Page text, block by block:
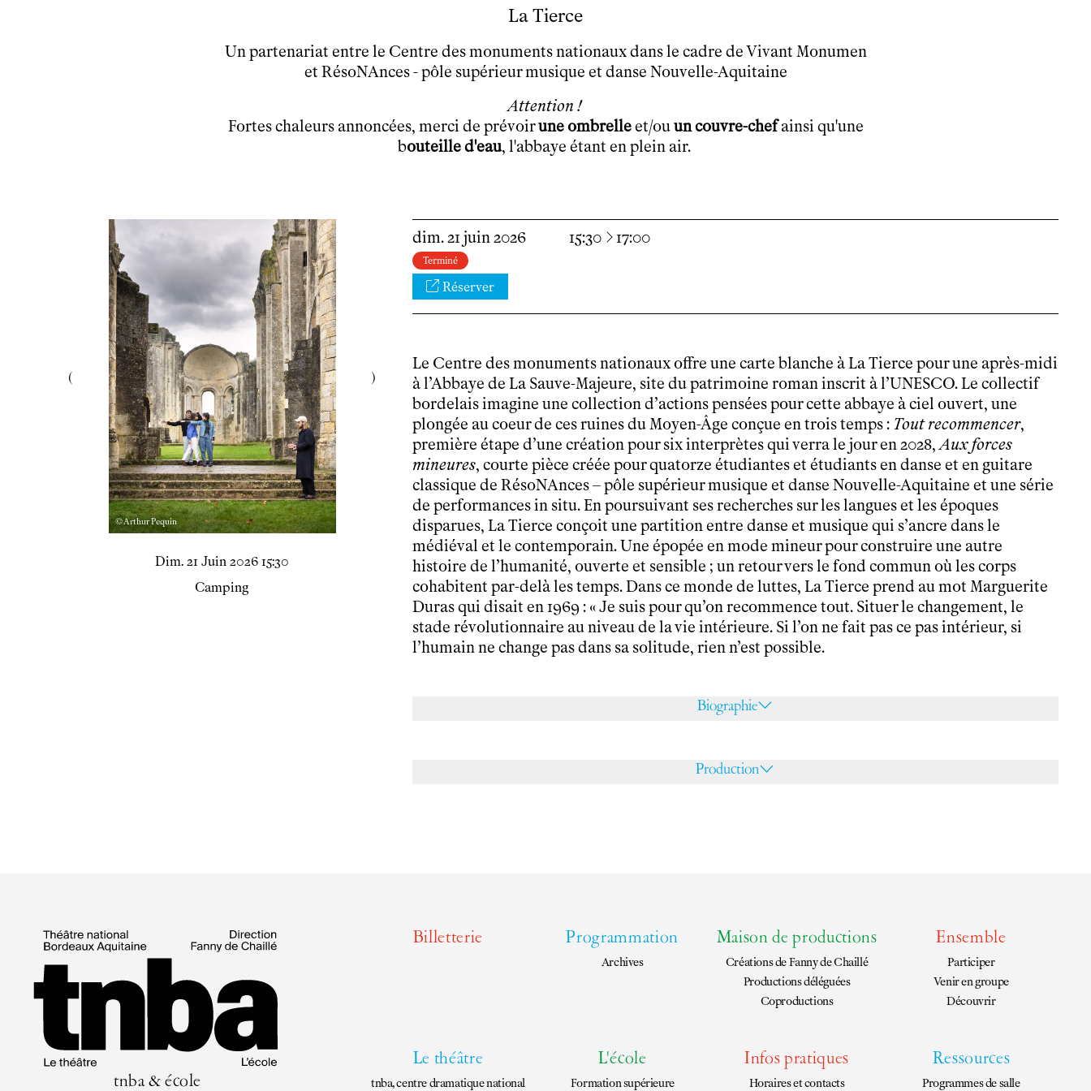
La Tierce
Un partenariat entre le Centre des monuments nationaux dans le cadre de Vivant Monumen
et RésoNAnces - pôle supérieur musique et danse Nouvelle-Aquitaine
Attention !
Fortes chaleurs annoncées, merci de prévoirune ombrelleet/ouun couvre-chefainsi qu'une
bouteille d'eau, l'abbaye étant en plein air.
© Arthur Pequin
dimanche
Dim. 21 juin
Juin 2026 15:30
Camping
dim.21juin2026 15:30 à17:00
Terminé
Réserver
Le Centre des monuments nationaux offre une carte blanche à La Tierce pour une après-midi
à l’Abbaye de La Sauve-Majeure, site du patrimoine roman inscrit à l’UNESCO. Le collectif
bordelais imagine une collection d’actions pensées pour cette abbaye à ciel ouvert, une
plongée au coeur de ces ruines du Moyen-Âge conçue en trois temps : Tout recommencer,
première étape d’une création pour six interprètes qui verra le jour en 2028,Aux forces
mineures, courte pièce créée pour quatorze étudiantes et étudiants en danse et en guitare
classique de RésoNAnces – pôle supérieur musique et danse Nouvelle-Aquitaine et une série
de performances in situ. En poursuivant ses recherches sur les langues et les époques
disparues, La Tierce conçoit une partition entre danse et musique qui s’ancre dans le
médiéval et le contemporain. Une épopée en mode mineur pour construire une autre
histoire de l’humanité, ouverte et sensible ; un retour vers le fond commun où les corps
cohabitent par-delà les temps. Dans ce monde de luttes, La Tierce prend au mot Marguerite
Duras qui disait en 1969 : « Je suis pour qu’on recommence tout. Situer le changement, le
stade révolutionnaire au niveau de la vie intérieure. Si l’on ne fait pas ce pas intérieur, si
l’humain ne change pas dans sa solitude, rien n’est possible.
Biographie
Production
tnba & école
Billetterie Programmation
Archives
Maison de productions
Créations deFanny de Chaillé
Productions déléguées
Coproductions
Ensemble
Participer
Venir en groupe
Découvrir
Le théâtre
tnba, centre dramatique national
L'école
Formation supérieure
Infos pratiques
Horaires et contacts
Ressources
Programmes de salle
Le théâtre
Artiste directrice
Artistes associé·es
Équipe
Espace partagé
Librairie
Les Promotions
Classe Égalité
Horaires et contacts
Tarifs, cartes et pass
Arriver au tnba
Accessibilité
Bar / La Petite Sœur
FAQ
Ressources
Programmes de salle
Vidéos
Documents
Podcasts
Technique
Ressources pédagogiques
Espace production